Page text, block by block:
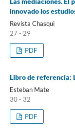
innovado los
Revista Chasqui
27 - 29
PDF
Libro de referencia:
Esteban Mate
30 - 32
PDF